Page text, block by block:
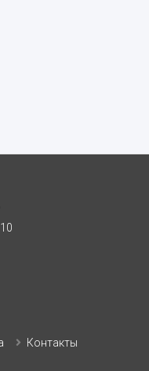
Контакты